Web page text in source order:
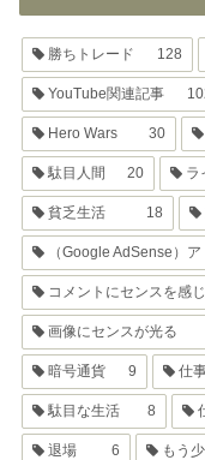
勝ちトレード 128
YouTube関連記事
Hero Wars 30
駄目人間 20 ラ
貧乏生活 18
（Google AdSense）ア
コメントにセンスを感
画像にセンスが光る
暗号通貨 9 仕
駄目な生活 8
退場 6 もう